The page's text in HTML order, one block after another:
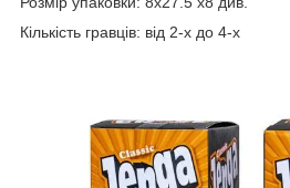
Кількість гравців: від 2-х до 4-х